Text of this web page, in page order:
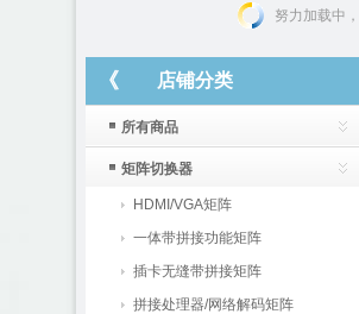
努力加载中
《 店铺分类
所有商品
矩阵切换器
HDMI/VGA矩阵
一体带拼接功能矩阵
插卡无缝带拼接矩阵
拼接处理器/网络解码矩阵